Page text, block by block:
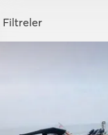
Filtreler